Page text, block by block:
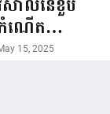
ណើត
រប់ខួប៤៤
15, 2025